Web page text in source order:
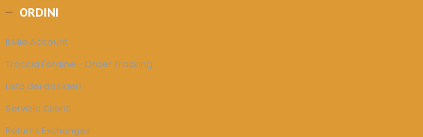
ORDINI
Il Mio Account
Traccia l'ordine - Order Tracking
Lista dei desideri
Servizio Clienti
Returns Exchanges